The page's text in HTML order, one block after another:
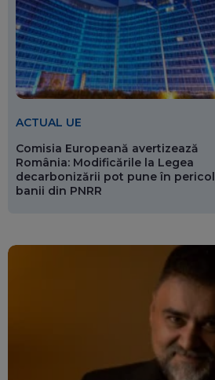
ACTUAL UE
Comisia Europeană avertizează
România: Modificările la Legea
decarbonizării pot pune în pericol
banii din PNRR